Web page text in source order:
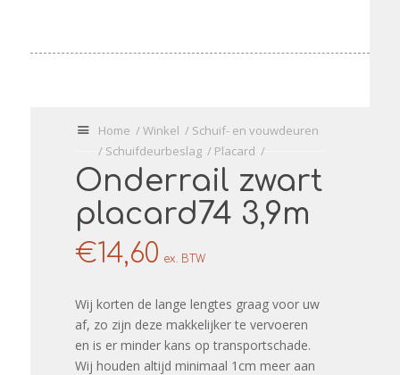
U
bevindt
zich
hier:
Home /Winkel / Schuif- en vouwdeuren
/ Schuifdeurbeslag / Placard /
Onderrail zwart
placard74 3,9m
€14,60 ex. BTW
Wij korten de lange lengtes graag voor uw
af, zo zijn deze makkelijker te vervoeren
en is er minder kans op transportschade.
Wij houden altijd minimaal 1cm meer aan